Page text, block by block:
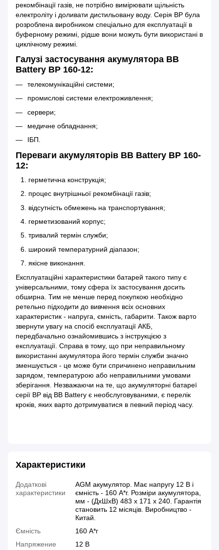
рекомбінації газів, не потрібно вимірювати щільність
електроліту і доливати дистильовану воду. Серія BP була
розроблена виробником спеціально для експлуатації в
буферному режимі, рідше вони можуть бути використані в
циклічному режимі.
Галузі застосування акумулятора BB
Battery BP 160-12:
телекомунікаційні системи;
промислові системи електроживлення;
сервери;
медичне обладнання;
ІБП.
Переваги акумуляторів BB Battery BP 160-
12:
герметична конструкція;
процес внутрішньої рекомбінації газів;
відсутність обмежень на транспортування;
герметизований корпус;
тривалий термін служби;
широкий температурний діапазон;
якісне виконання.
Експлуатаційні характеристики батарей такого типу є
універсальними, тому сфера їх застосування досить
обширна. Тим не менше перед покупкою необхідно
ретельно підходити до вивчення всіх основних
характеристик - напруга, ємність, габарити. Також варто
звернути увагу на спосіб експлуатації АКБ,
передбачально ознайомившись з інструкцією з
експлуатації. Справа в тому, що при неправильному
використанні акумулятора його термін служби значно
зменшується - це може бути спричинено неправильним
зарядом, температурою або неправильними умовами
зберігання. Незважаючи на те, що акумуляторні батареї
серії BP від BB Battery є необслуговуваними, є перелік
кроків, яких варто дотримуватися в певний період часу.
Характеристики
Додаткові
характеристики
AGM акумулятор. Має напругу 12 В і
ємність - 160 А*г. Розміри акумулятора,
мм - (ДхШхВ) 483 х 171 х 240. Гарантія
становить 12 місяців. Виробництво -
Китай.
Ємність
160 А*г
Напряжение
12 В